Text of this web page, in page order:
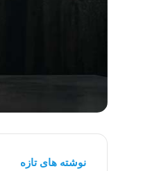
نوشته های تازه